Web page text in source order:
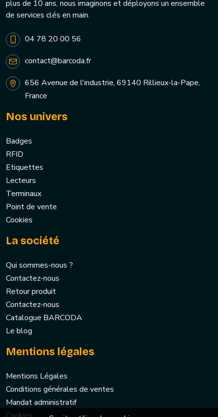
plus de 10 ans, nous imaginons et déployons un ensemble
de services clés en main.
04 78 20 00 56
contact@barcoda.fr
656 Avenue de l'industrie, 69140 Rillieux-la-Pape,
France
Nos univers
Badges
RFID
Etiquettes
Lecteurs
Terminaux
Point de vente
Cookies
La société
Qui sommes-nous ?
Contactez-nous
Retour produit
Contactez-nous
Catalogue BARCODA
Le blog
Mentions légales
Mentions Légales
Conditions générales de ventes
Mandat administratif